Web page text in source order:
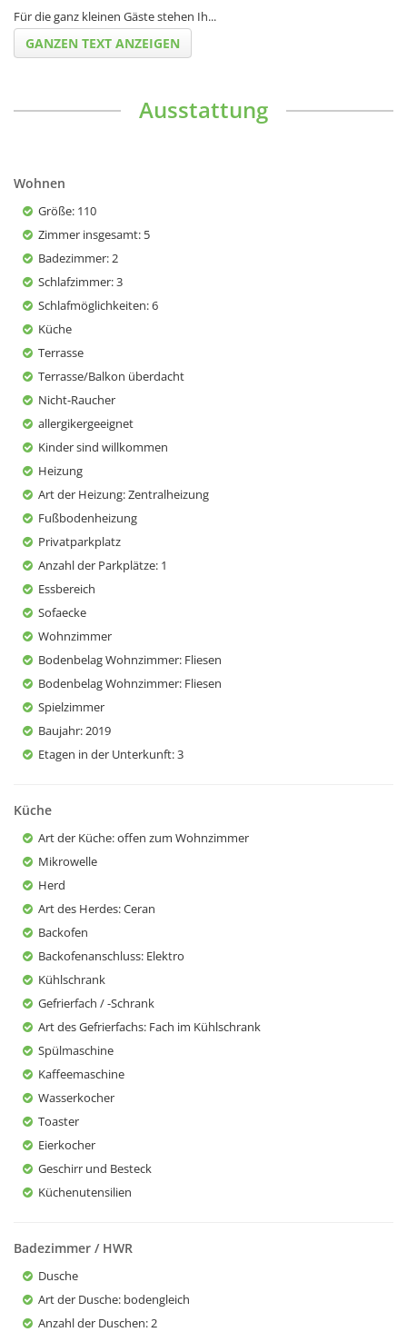
Für die ganz kleinen Gäste stehen Ih...
GANZEN TEXT ANZEIGEN
Ausstattung
Wohnen
Größe: 110
Zimmer insgesamt: 5
Badezimmer: 2
Schlafzimmer: 3
Schlafmöglichkeiten: 6
Küche
Terrasse
Terrasse/Balkon überdacht
Nicht-Raucher
allergikergeeignet
Kinder sind willkommen
Heizung
Art der Heizung: Zentralheizung
Fußbodenheizung
Privatparkplatz
Anzahl der Parkplätze: 1
Essbereich
Sofaecke
Wohnzimmer
Bodenbelag Wohnzimmer: Fliesen
Bodenbelag Wohnzimmer: Fliesen
Spielzimmer
Baujahr: 2019
Etagen in der Unterkunft: 3
Küche
Art der Küche: offen zum Wohnzimmer
Mikrowelle
Herd
Art des Herdes: Ceran
Backofen
Backofenanschluss: Elektro
Kühlschrank
Gefrierfach / -Schrank
Art des Gefrierfachs: Fach im Kühlschrank
Spülmaschine
Kaffeemaschine
Wasserkocher
Toaster
Eierkocher
Geschirr und Besteck
Küchenutensilien
Badezimmer / HWR
Dusche
Art der Dusche: bodengleich
Anzahl der Duschen: 2